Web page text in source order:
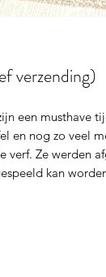
verzending)
een musthave
en nog zo veel
verf. Ze werden
kan